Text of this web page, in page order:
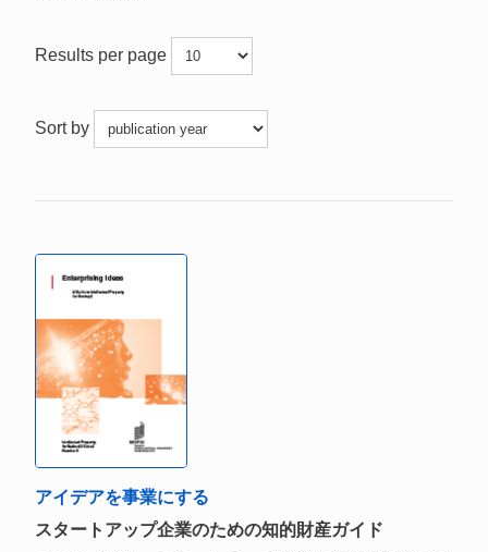
Results per page
Sort by
アイデアを事業にする
スタートアップ企業のための知的財産ガイド